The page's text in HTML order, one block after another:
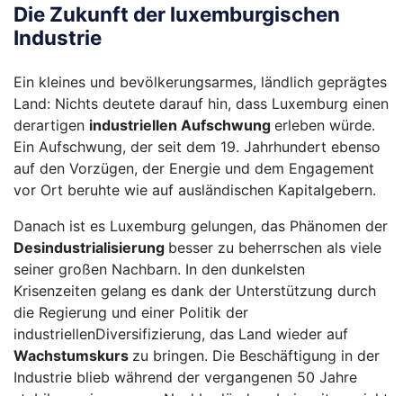
Die Zukunft der luxemburgischen
Industrie
Ein kleines und bevölkerungsarmes, ländlich geprägtes
Land: Nichts deutete darauf hin, dass Luxemburg einen
derartigen industriellen Aufschwung erleben würde.
Ein Aufschwung, der seit dem 19. Jahrhundert ebenso
auf den Vorzügen, der Energie und dem Engagement
vor Ort beruhte wie auf ausländischen Kapitalgebern.
Danach ist es Luxemburg gelungen, das Phänomen der
Desindustrialisierung besser zu beherrschen als viele
seiner großen Nachbarn. In den dunkelsten
Krisenzeiten gelang es dank der Unterstützung durch
die Regierung und einer Politik der
industriellenDiversifizierung, das Land wieder auf
Wachstumskurs zu bringen. Die Beschäftigung in der
Industrie blieb während der vergangenen 50 Jahre